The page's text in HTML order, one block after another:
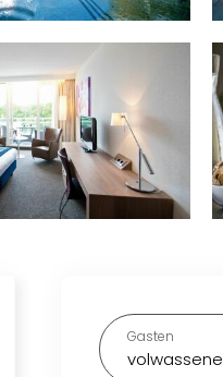
Gasten
volwassene